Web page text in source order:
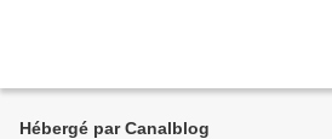
Hébergé par Canalblog